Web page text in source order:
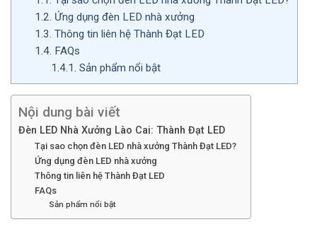
1.2. Ứng dụng đèn LED nhà xưởng
1.3. Thông tin liên hệ Thành Đạt LED
1.4. FAQs
1.4.1. Sản phẩm nổi bật
Nội dung bài viết
Đèn LED Nhà Xưởng Lào Cai: Thành Đạt LED
Tại sao chọn đèn LED nhà xưởng Thành Đạt LED?
Ứng dụng đèn LED nhà xưởng
Thông tin liên hệ Thành Đạt LED
FAQs
Sản phẩm nổi bật